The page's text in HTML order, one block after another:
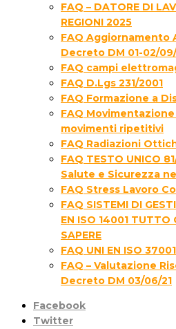
FAQ – DATORE DI
REGIONI 2025
FAQ Aggiornamento
Decreto DM 01-02/
FAQ campi
FAQ D.Lgs 231/2001
FAQ Formazione a
FAQ
movimenti ripetitivi
FAQ Radiazioni
FAQ TESTO UNICO
Salute e Sicurezza
FAQ Stress Lavoro
FAQ SISTEMI DI
EN ISO 14001 TUTTO
SAPERE
FAQ UNI EN ISO 37001
FAQ – Valutazione
Decreto DM 03/06/21
Facebook
Twitter